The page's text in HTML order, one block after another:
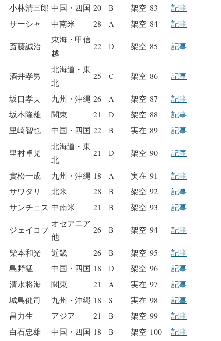
小林清三郎 中国・四国 20 B 架空 83
記事
サーシャ
中南米 28 A 架空 84 記事
斎藤誠治
東海・甲信
越
22 D 架空 85 記事
酒井孝男
北海道・東
北
25 C 架空 86 記事
坂口孝夫 九州・沖縄 26 A 架空 87
記事
坂本隆雄
関東 21 D 架空 88
記事
里崎智也
中国・四国 22 B 実在 89 記事
里村卓児
北海道・東
北
21 D 架空 90 記事
實松一成 九州・沖縄 18 A 実在 91
記事
サワタリ
北米 28 B 架空 92
記事
サンチェス 中南米 21 B 架空 93 記事
ジェイコブ
オセアニア
他
26 B 架空 94 記事
柴本和光 近畿 26 B 架空 95
記事
島野猛
中国・四国 18 D 架空 96
記事
清水将海
関東 21 A 実在 97
記事
城島健司
九州・沖縄 18 S 実在 98
記事
昌力生
アジア 21 B 架空 99
記事
白石忠雄
中国・四国 18 B 架空 100
記事